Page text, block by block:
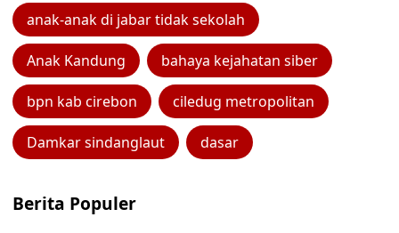
anak-anak di jabar tidak sekolah
Anak Kandung bahaya kejahatan siber
bpn kab cirebon ciledug metropolitan
Damkar sindanglaut dasar
Berita Populer